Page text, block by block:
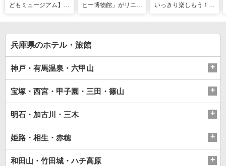
どもミュージアム】夏
ふき飛ばそう
ヒー博物館」がリニュ
いっきり楽しもう！関
兵庫県のホテル・旅館
神戸・有馬温泉・六甲山
宝塚・西宮・甲子園・三田・篠山
明石・加古川・三木
姫路・相生・赤穂
和田山・竹田城・ハチ高原